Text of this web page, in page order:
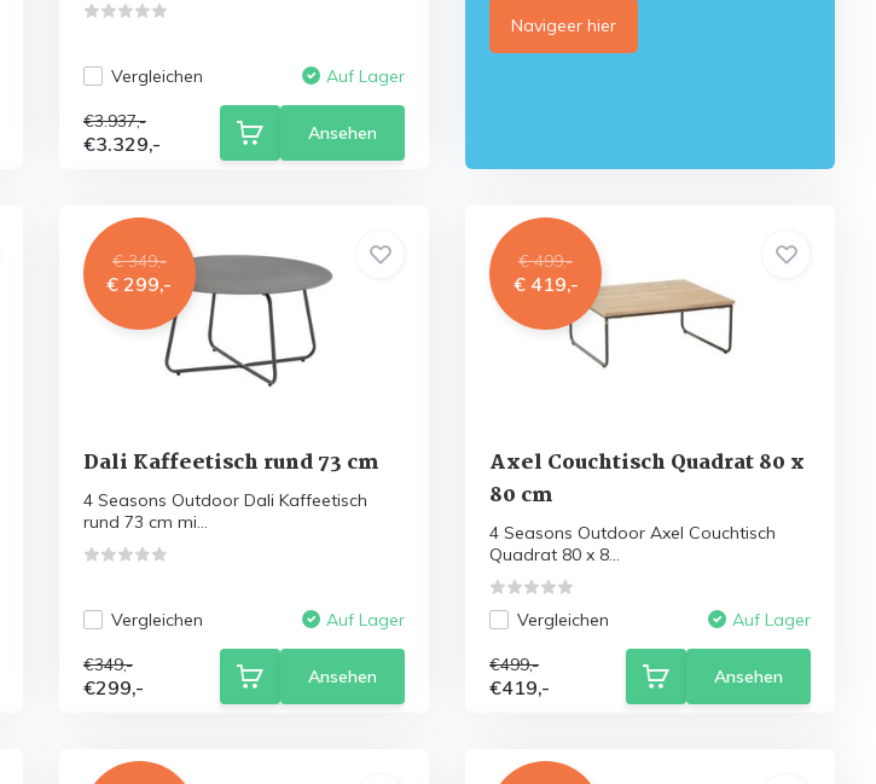
Vergleichen Auf Lager
€3.937,-
€3.329,- Ansehen
Navigeer hier
€ 349,-
€ 299,-
Dali Kaffeetisch rund 73 cm
4 Seasons Outdoor Dali Kaffeetisch
rund 73 cm mi...
Vergleichen Auf Lager
€349,-
€299,- Ansehen
€ 499,-
€ 419,-
Axel Couchtisch Quadrat 80 x
80 cm
4 Seasons Outdoor Axel Couchtisch
Quadrat 80 x 8...
Vergleichen Auf Lager
€499,-
€419,- Ansehen